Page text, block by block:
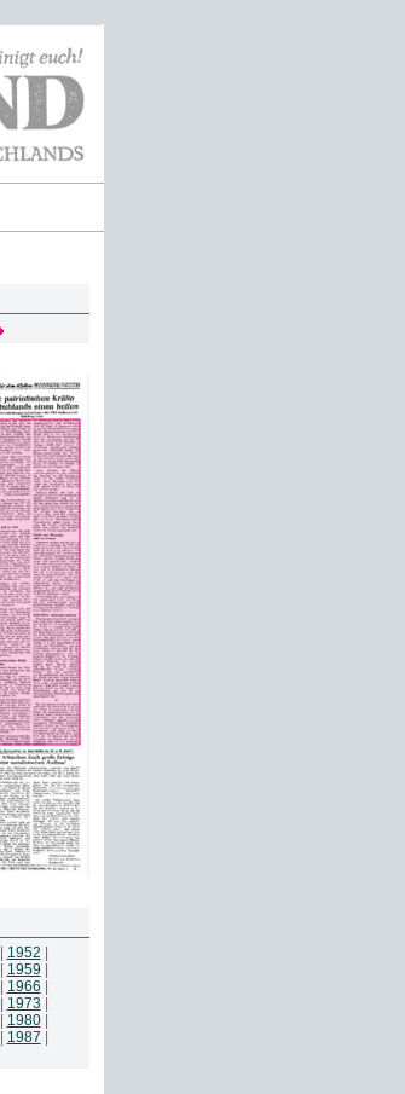
1952
1959
1966
1973
1980|
1987